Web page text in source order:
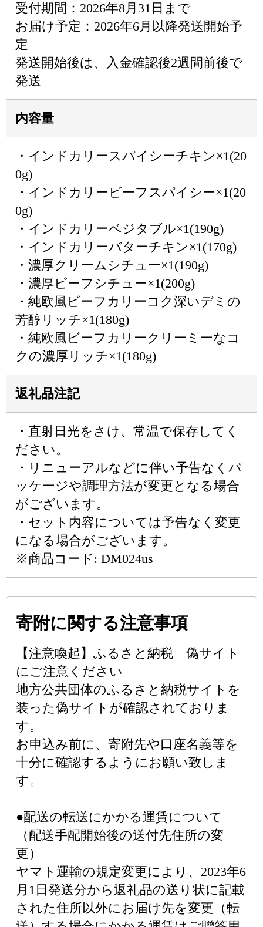
受付期間：2026年8月31日まで
お届け予定：2026年6月以降発送開始予
定
発送開始後は、入金確認後2週間前後で
発送
内容量
・インドカリースパイシーチキン×1(20
0g)
・インドカリービーフスパイシー×1(20
0g)
・インドカリーベジタブル×1(190g)
・インドカリーバターチキン×1(170g)
・濃厚クリームシチュー×1(190g)
・濃厚ビーフシチュー×1(200g)
・純欧風ビーフカリーコク深いデミの
芳醇リッチ×1(180g)
・純欧風ビーフカリークリーミーなコ
クの濃厚リッチ×1(180g)
返礼品注記
・直射日光をさけ、常温で保存してく
ださい。
・リニューアルなどに伴い予告なくパ
ッケージや調理方法が変更となる場合
がございます。
・セット内容については予告なく変更
になる場合がございます。
※商品コード: DM024us
寄附に関する注意事項
【注意喚起】ふるさと納税 偽サイト
にご注意ください
地方公共団体のふるさと納税サイトを
装った偽サイトが確認されておりま
す。
お申込み前に、寄附先や口座名義等を
十分に確認するようにお願い致しま
す。
●配送の転送にかかる運賃について
（配送手配開始後の送付先住所の変
更）
ヤマト運輸の規定変更により、2023年6
月1日発送分から返礼品の送り状に記載
された住所以外にお届け先を変更（転